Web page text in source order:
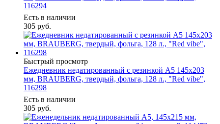
116294
Есть в наличии
305 руб.
Быстрый просмотр
Ежедневник недатированный с резинкой А5 145х203
мм, BRAUBERG, твердый, фольга, 128 л., "Red vibe",
116298
Есть в наличии
305 руб.